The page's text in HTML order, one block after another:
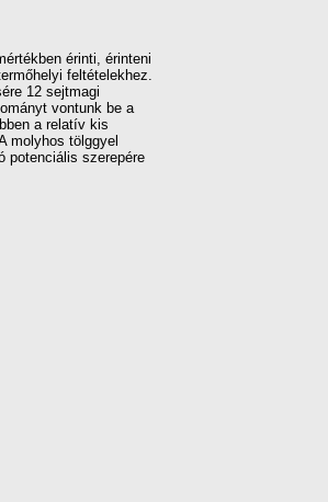
érinti, érinteni
feltételekhez.
12 sejtmagi
vontunk be a
a relatív kis
molyhos tölggyel
potenciális szerepére